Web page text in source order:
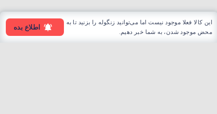
این کالا فعلا موجود نیست اما می‌توانید زنگوله را بزنید تا به
محض موجود شدن، به شما خبر دهیم.
اطلاع بده